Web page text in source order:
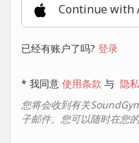
Continue with
已经有账户了吗? 登录
* 我同意 使用条款 与 隐
您将会收到有关
子邮件。您可以随时在您